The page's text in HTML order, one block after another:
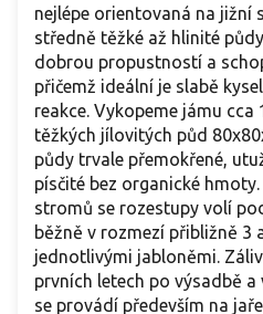
nejlépe orientovaná na jižní
středně těžké až hlinité
dobrou propustností a
přičemž ideální je slabě
reakce. Vykopeme jámu
těžkých jílovitých půd
půdy trvale přemokřené,
písčité bez organické
stromů se rozestupy volí
běžně v rozmezí přibližně 3
jednotlivými jabloněmi.
prvních letech po výsadbě
se provádí především na